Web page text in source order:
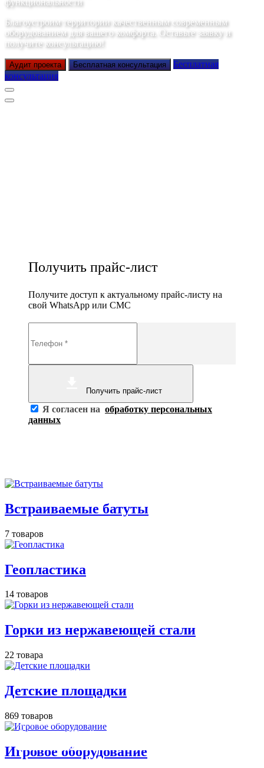
Благоустроим территории качественным современным
оборудованием для вашего комфорта. Оставьте заявку и
получите консультацию!
Аудит проекта Бесплатная консультация
Бесплатная
консультация
Получить прайс-лист
Получите доступ к актуальному прайс-листу на
свой WhatsApp или СМС
Получить прайс-лист
Я согласен на обработку персональных
данных
Встраиваемые батуты
7 товаров
Геопластика
14 товаров
Горки из нержавеющей стали
22 товара
Детские площадки
869 товаров
Игровое оборудование
Освещение
Здания префектуры ТиНАО
Освещение
Калужский завод путевых машин и гидроприводов
Освещение
Освещение
Железнодорожный вокзал Арзамас-1